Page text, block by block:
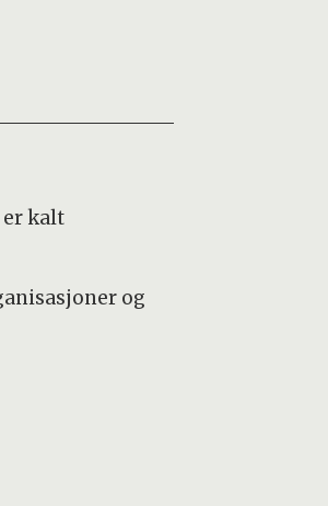
er kalt
og